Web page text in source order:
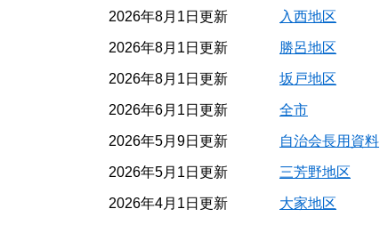
2026年8月1日更新 入西地区
2026年8月1日更新 勝呂地区
2026年8月1日更新 坂戸地区
2026年6月1日更新 全市
2026年5月9日更新 自治会長用資料
2026年5月1日更新 三芳野地区
2026年4月1日更新 大家地区